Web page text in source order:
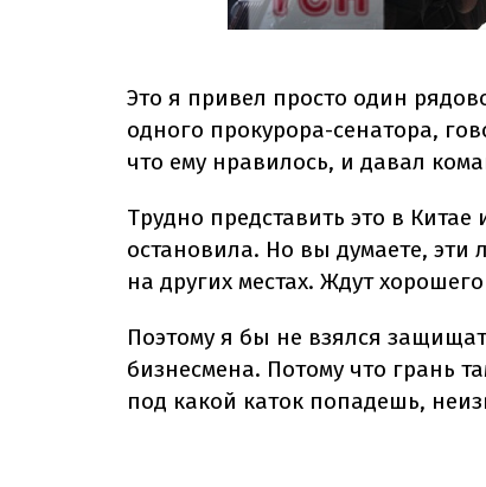
Это я привел просто один
одного прокурора-сенатора,
что ему нравилось, и давал
Трудно представить это в
остановила. Но вы думаете, эти
на других местах. Ждут
Поэтому я бы не взялся
бизнесмена. Потому что грань
под какой каток попадешь,